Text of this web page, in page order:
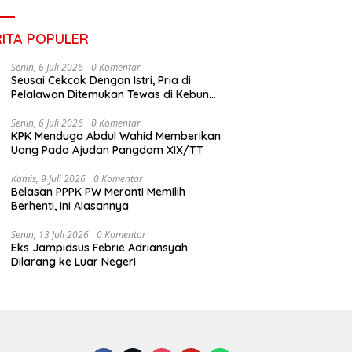
POPULER
Senin, 6 Juli 2026 0 Komentar
Seusai Cekcok Dengan Istri, Pria di
Pelalawan Ditemukan Tewas di Kebun
Senin, 6 Juli 2026 0 Komentar
KPK Menduga Abdul Wahid Memberikan
Uang Pada Ajudan Pangdam XIX/TT
Kamis, 9 Juli 2026 0 Komentar
Belasan PPPK PW Meranti Memilih
Berhenti, Ini Alasannya
Senin, 13 Juli 2026 0 Komentar
Eks Jampidsus Febrie Adriansyah
Dilarang ke Luar Negeri